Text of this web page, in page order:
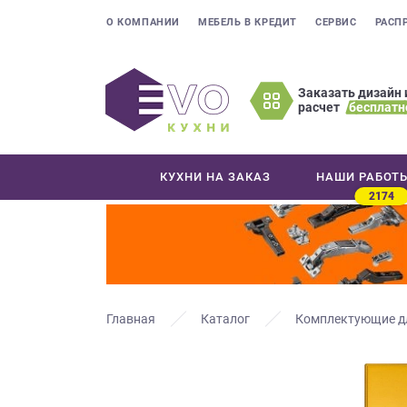
О КОМПАНИИ МЕБЕЛЬ В КРЕДИТ СЕРВИС
Заказать дизайн
расчет
КУХНИ НА ЗАКАЗ НАШИ
2174
Главная Каталог Комплектующие
ваши